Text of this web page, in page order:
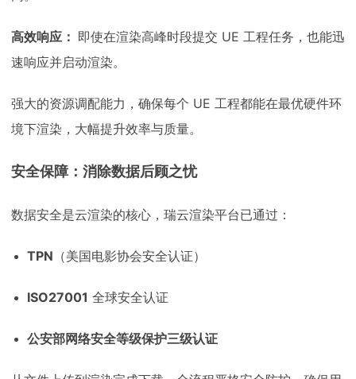
高效响应： 即使在渲染高峰时段提交 UE 工程任务，也能迅
速响应并启动渲染。
强大的资源调配能力，确保每个 UE 工程都能在最优硬件环
境下渲染，大幅提升效率与质量。
安全保障：消除数据后顾之忧
数据安全是云渲染的核心，瑞云渲染平台已通过：
TPN （美国电影协会安全认证）
ISO27001 全球安全认证
公安部网络安全等级保护三级认证